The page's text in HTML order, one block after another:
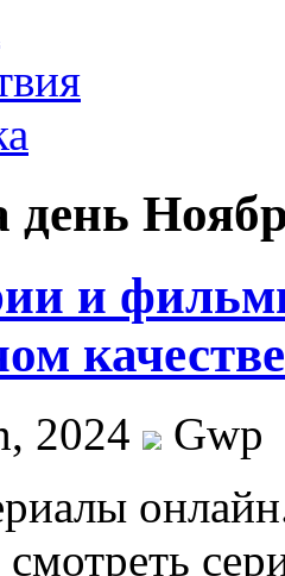
и
качестве
2024
Gwp
смотреть